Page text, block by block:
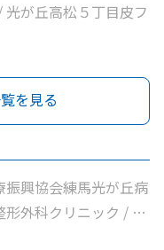
が丘高松５丁目皮フ
を見る
興協会練馬光が丘病
外科クリニック / み